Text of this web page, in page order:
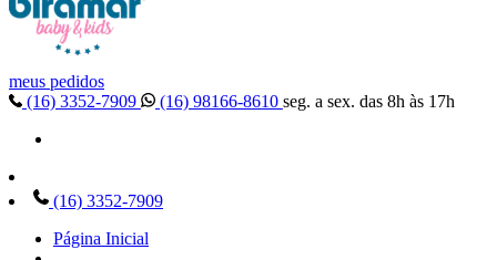
meus pedidos
(16) 3352-7909
(16) 98166-8610 seg. a sex. das 8h às 17h
(16) 3352-7909
Página Inicial